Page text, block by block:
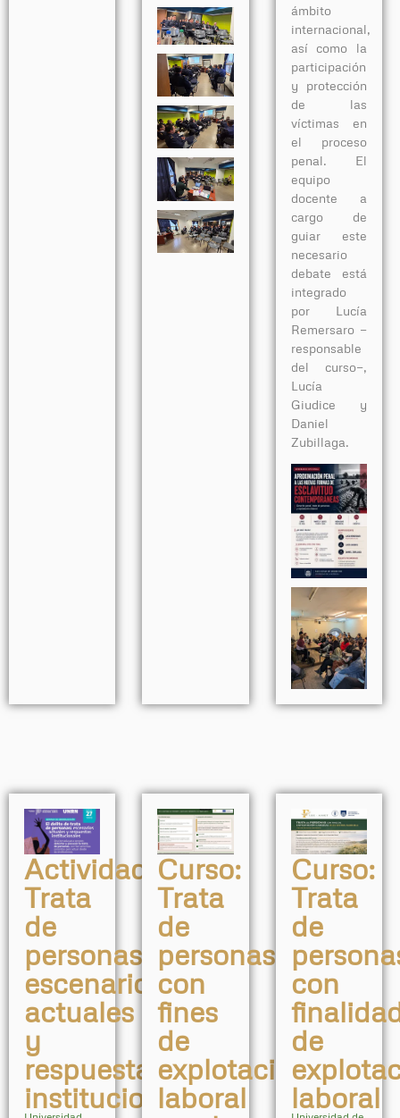
ámbito
internacional,
así como la
participación
y protección
de las
víctimas en
el proceso
penal. El
equipo
docente a
cargo de
guiar este
necesario
debate está
integrado
por Lucía
Remersaro —
responsable
del curso—,
Lucía
Giudice y
Daniel
Zubillaga.
Actividad:
Trata
de
personas:
escenarios
actuales
y
respuestas
institucionales
Curso:
Trata
de
personas
con
fines
de
explotación
laboral
Curso:
Trata
de
con
de
laboral